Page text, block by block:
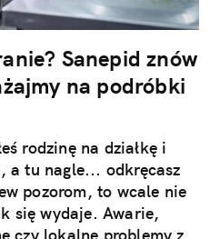
Sanepid znów
na podróbki
rodzinę na działkę i
a tu nagle... odkręcasz
pozorom, to wcale nie
się wydaje. Awarie,
czy lokalne problemy z